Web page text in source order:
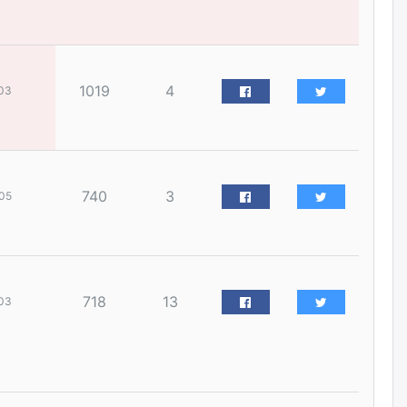
уржигдар
Орон сууц, нийтийн аж ахуй,
авто зам, тохижилт
холбоотой ГОМДОЛ их байгааг
суулгана гэх мэтээр дарамталдаг
1019 4
740 3
718 13